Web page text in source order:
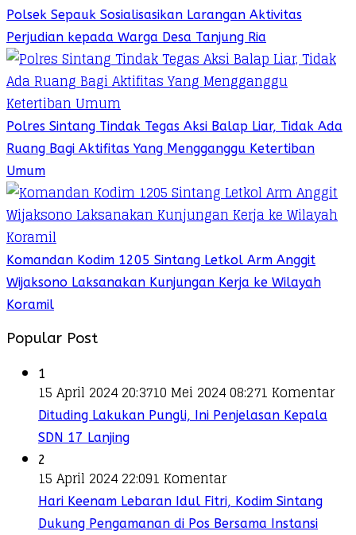
Polsek Sepauk Sosialisasikan Larangan Aktivitas
Perjudian kepada Warga Desa Tanjung Ria
Polres Sintang Tindak Tegas Aksi Balap Liar, Tidak Ada
Ruang Bagi Aktifitas Yang Mengganggu Ketertiban
Umum
Komandan Kodim 1205 Sintang Letkol Arm Anggit
Wijaksono Laksanakan Kunjungan Kerja ke Wilayah
Koramil
Popular Post
1
15 April 2024 20:3710 Mei 2024 08:271 Komentar
Dituding Lakukan Pungli, Ini Penjelasan Kepala
SDN 17 Lanjing
2
15 April 2024 22:091 Komentar
Hari Keenam Lebaran Idul Fitri, Kodim Sintang
Dukung Pengamanan di Pos Bersama Instansi